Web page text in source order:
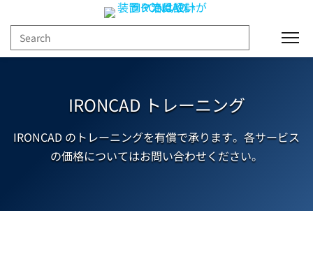
IRONCAD トレーニング
IRONCAD のトレーニングを有償で承ります。各サービス
の価格についてはお問い合わせください。